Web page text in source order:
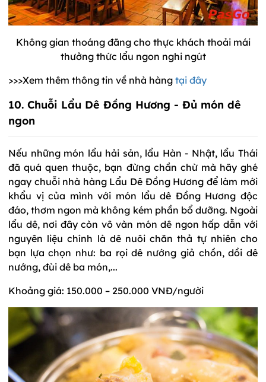
Không gian thoáng đãng cho thực khách thoải mái
thưởng thức lẩu ngon nghi ngút
>>>Xem thêm thông tin về nhà hàng tại đây
10. Chuỗi Lẩu Dê Đồng Hương - Đủ món dê
ngon
Nếu những món lẩu hải sản, lẩu Hàn - Nhật, lẩu Thái
đã quá quen thuộc, bạn đừng chần chừ mà hãy ghé
ngay chuỗi nhà hàng Lẩu Dê Đồng Hương để làm mới
khẩu vị của mình với món lẩu dê Đồng Hương độc
đáo, thơm ngon mà không kém phần bổ dưỡng. Ngoài
lẩu dê, nơi đây còn vô vàn món dê ngon hấp dẫn với
nguyên liệu chính là dê nuôi chăn thả tự nhiên cho
bạn lựa chọn như: ba rọi dê nướng giả chồn, dồi dê
nướng, đùi dê ba món,...
Khoảng giá: 150.000 – 250.000 VNĐ/người